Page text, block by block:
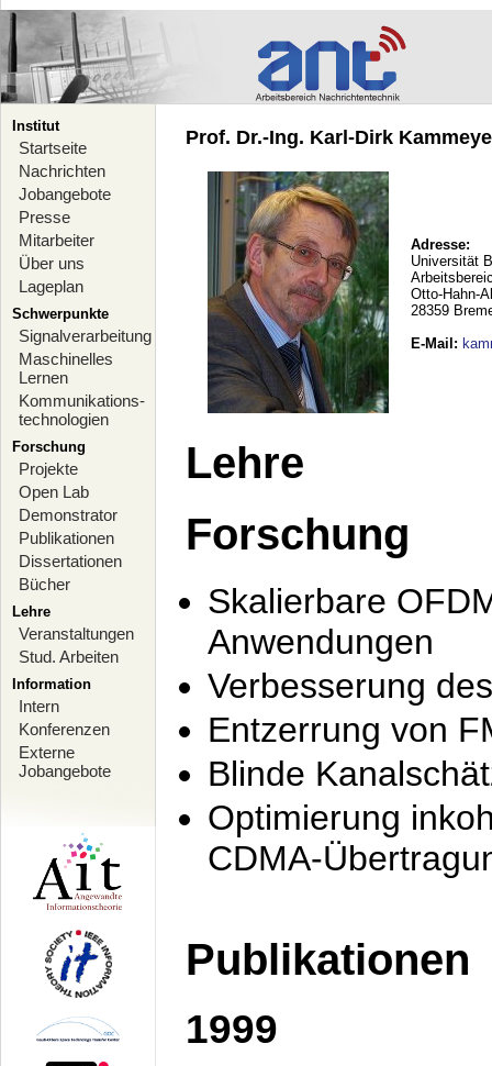
Institut
Startseite
Nachrichten
Jobangebote
Presse
Mitarbeiter
Über uns
Lageplan
Schwerpunkte
Signalverarbeitung
Maschinelles
Lernen
Kommunikations-
technologien
Forschung
Projekte
Open Lab
Demonstrator
Publikationen
Dissertationen
Bücher
Lehre
Veranstaltungen
Stud. Arbeiten
Information
Intern
Konferenzen
Externe
Jobangebote
Prof. Dr.-Ing. Karl-Dirk
Adresse:
Universität
Otto-Hahn-
28359
E-Mail :
Lehre
Forschung
Skalierbare
Anwendungen
Verbesserung
Entzerrung von
Blinde
Optimierung
CDMA-
Publikationen
1999